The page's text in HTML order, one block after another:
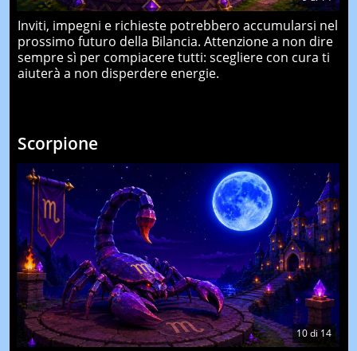
Inviti, impegni e richieste potrebbero accumularsi nel
prossimo futuro della Bilancia. Attenzione a non dire
sempre sì per compiacere tutti: scegliere con cura ti
aiuterà a non disperdere energie.
Scorpione
10di 14